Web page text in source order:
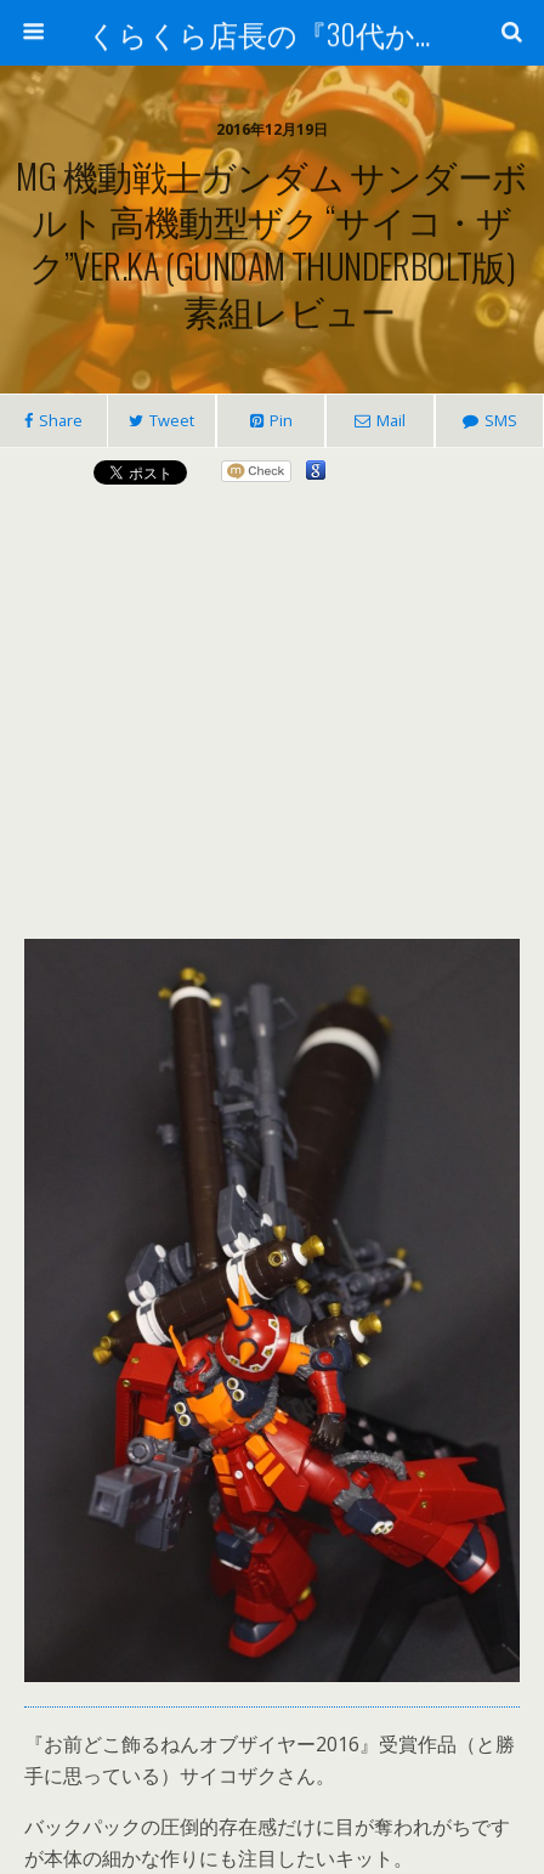
くらくら店長の『30代からのガンプラ工作』
2016年12月19日
MG 機動戦士ガンダム サンダーボ
ルト 高機動型ザク “サイコ・ザ
ク”VER.KA (GUNDAM THUNDERBOLT版)
素組レビュー
Share Tweet Pin Mail SMS
『お前どこ飾るねんオブザイヤー2016』受賞作品（と勝
手に思っている）サイコザクさん。
バックパックの圧倒的存在感だけに目が奪われがちです
が本体の細かな作りにも注目したいキット。